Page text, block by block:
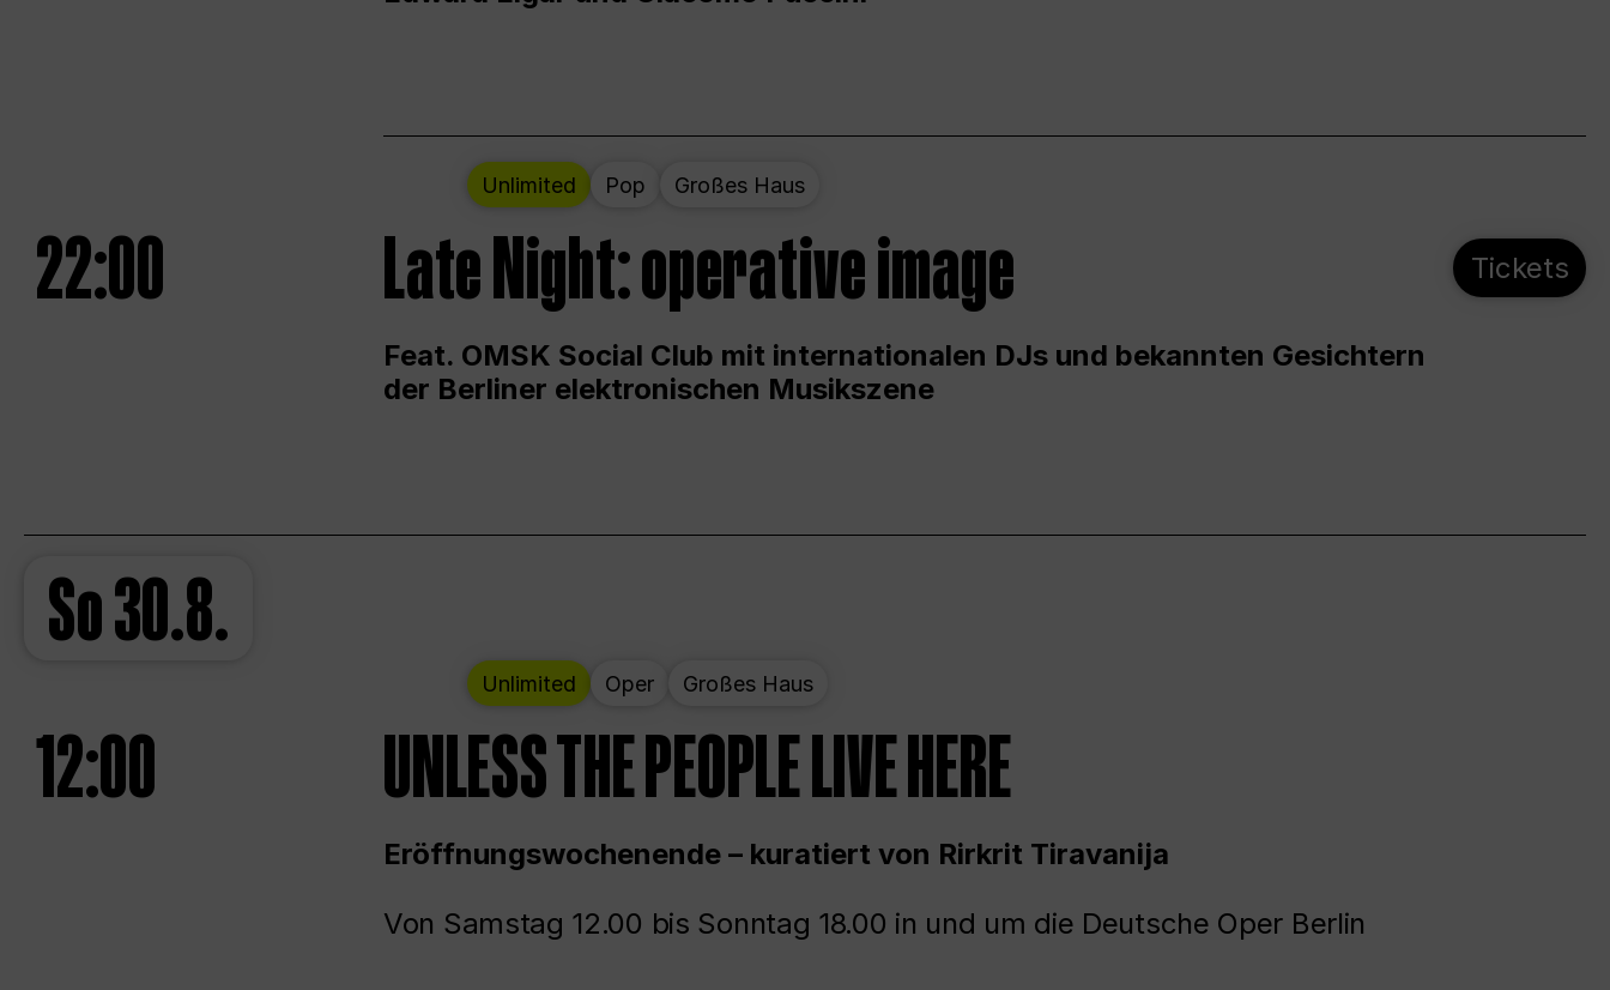
Unlimited Pop Großes Haus
22:00 Late Night: operative image
Feat. OMSK Social Club mit internationalen DJs und bekannten Gesichtern
der Berliner elektronischen Musikszene
Tickets
So30.8.
Unlimited Oper Großes Haus
12:00 UNLESS THE PEOPLE LIVE HERE
Eröffnungswochenende – kuratiert von Rirkrit Tiravanija
Von Samstag 12.00 bis Sonntag 18.00 in und um die Deutsche Oper Berlin